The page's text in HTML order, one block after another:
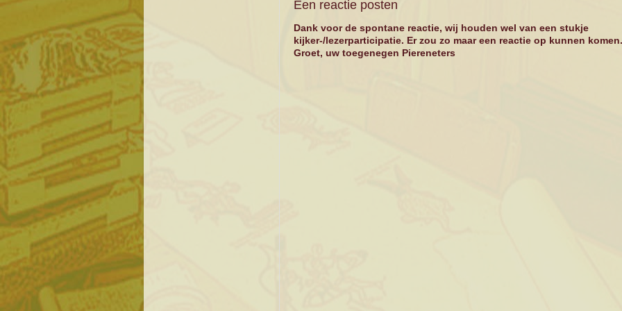
Een reactie posten
Dank voor de spontane reactie, wij houden wel van een stukje
kijker-/lezerparticipatie. Er zou zo maar een reactie op kunnen komen.
Groet, uw toegenegen Piereneters